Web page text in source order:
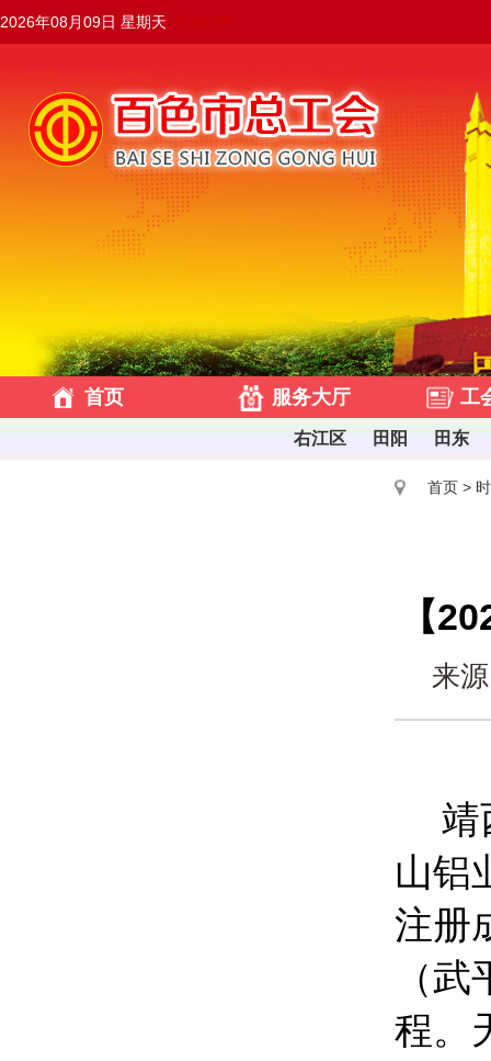
2026年08月09日 星期天
首页 服务大厅 工
右江区 田阳 田东
首页 >
【
来
靖
山铝
注册
（
程。